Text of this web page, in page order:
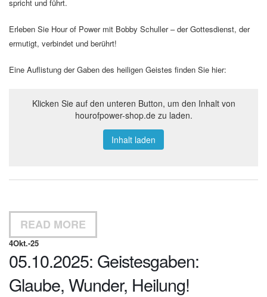
spricht und führt.
Erleben Sie Hour of Power mit Bobby Schuller – der Gottesdienst, der
ermutigt, verbindet und berührt!
Eine Auflistung der Gaben des heiligen Geistes finden Sie hier:
Klicken Sie auf den unteren Button, um den Inhalt von
hourofpower-shop.de zu laden.
Inhalt laden
READ MORE
4Okt.-25
05.10.2025: Geistesgaben:
Glaube, Wunder, Heilung!